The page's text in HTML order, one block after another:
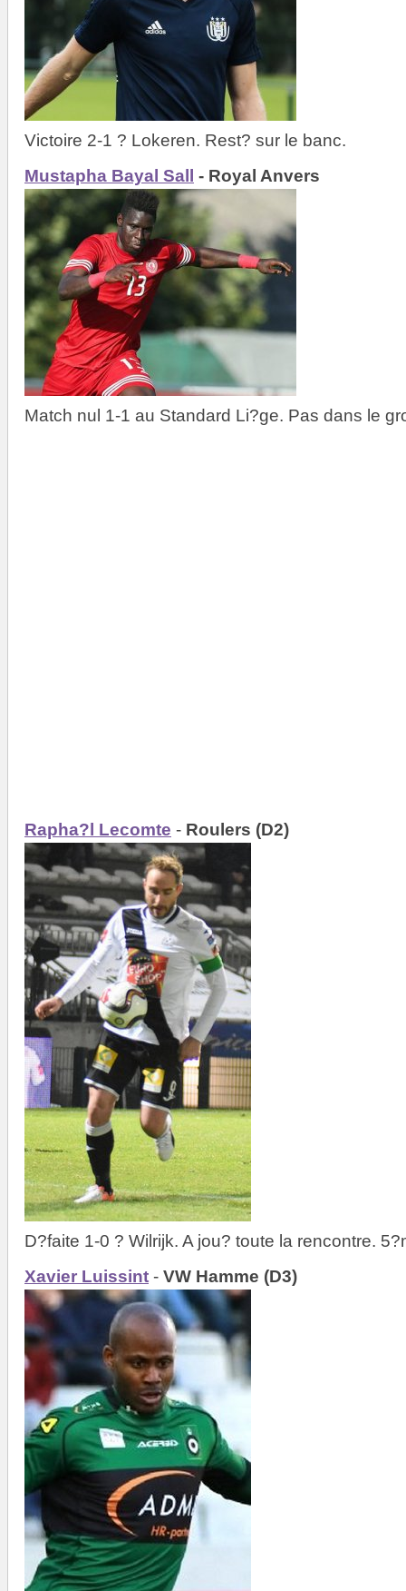
Victoire 2-1 ? Lokeren. Rest? sur le banc.
Mustapha Bayal Sall
- Royal Anvers
Match nul 1-1 au Standard Li?ge. Pas dans le
Rapha?l Lecomte - Roulers (D2)
D?faite 1-0 ? Wilrijk. A jou? toute la rencontre.
Xavier Luissint - VW Hamme (D3)